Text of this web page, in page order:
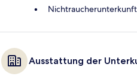
Nichtraucherunterkunft
Ausstattung der